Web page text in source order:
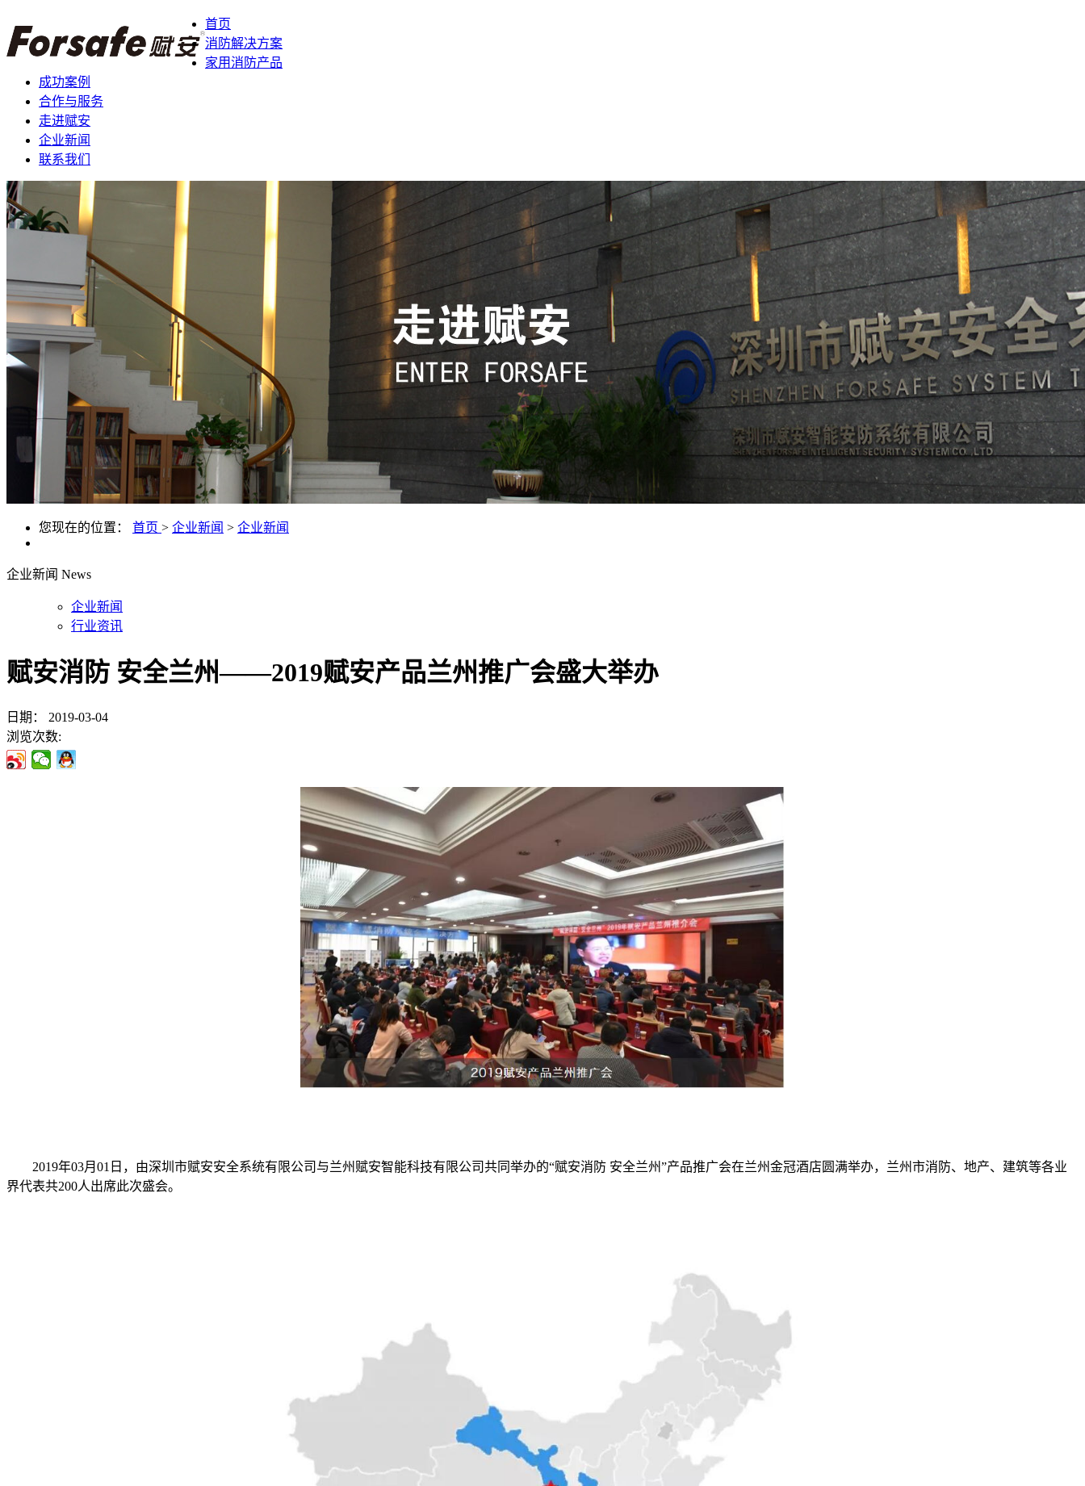
首页
消防解决方案
家用消防产品
成功案例
合作与服务
走进赋安
企业新闻
联系我们
您现在的位置： 首页 > 企业新闻 > 企业新闻
企业新闻 News
企业新闻
行业资讯
赋安消防 安全兰州——2019赋安产品兰州推广会盛大举办
日期：
2019-03-04
浏览次数:
2019年03月01日，由深圳市赋安安全系统有限公司与兰州赋安智能科技有限公司共同举办的“赋安消防 安全兰州”产品推广会在兰州金冠酒店圆满举办，兰州市消防、地产、建筑等各业
界代表共200人出席此次盛会。